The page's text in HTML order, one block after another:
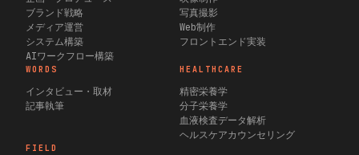
ブランド戦略
メディア運営
システム構築
AIワークフロー構築
写真撮影
Web制作
フロントエンド実装
WORDS
インタビュー・取材
記事執筆
HEALTHCARE
精密栄養学
分子栄養学
血液検査データ解析
ヘルスケアカウンセリング
FIELD